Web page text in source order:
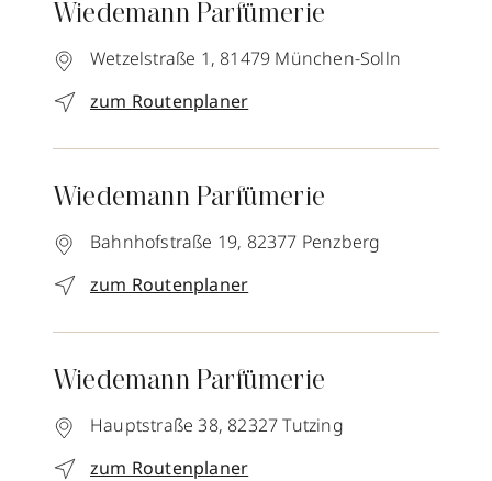
Wiedemann Parfümerie
Wetzelstraße 1, 81479 München-Solln
zum Routenplaner
Wiedemann Parfümerie
Bahnhofstraße 19, 82377 Penzberg
zum Routenplaner
Wiedemann Parfümerie
Hauptstraße 38, 82327 Tutzing
zum Routenplaner